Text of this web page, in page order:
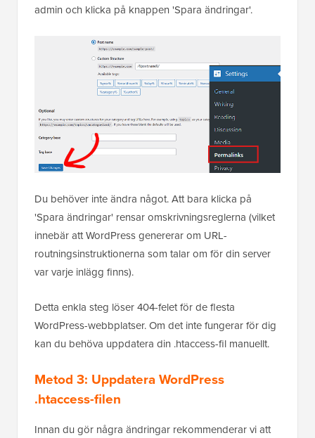
admin och klicka på knappen 'Spara ändringar'.
Du behöver inte ändra något. Att bara klicka på
'Spara ändringar' rensar omskrivningsreglerna (vilket
innebär att WordPress genererar om URL-
routningsinstruktionerna som talar om för din server
var varje inlägg finns).
Detta enkla steg löser 404-felet för de flesta
WordPress-webbplatser. Om det inte fungerar för dig
kan du behöva uppdatera din .htaccess-fil manuellt.
Metod 3: Uppdatera WordPress
.htaccess-filen
Innan du gör några ändringar rekommenderar vi att